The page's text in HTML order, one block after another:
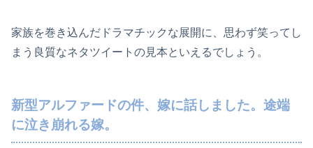
家族を巻き込んだドラマチックな展開に、思わず笑ってし
まう良質なネタツイートの見本といえるでしょう。
新型アルファードの件、嫁に話しました。途端
に泣き崩れる嫁。